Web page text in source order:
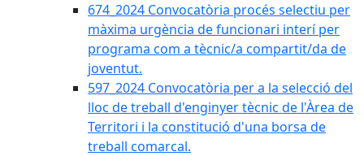
674_2024 Convocatòria procés selectiu per
màxima urgència de funcionari interí per
programa com a tècnic/a compartit/da de
joventut.
597_2024 Convocatòria per a la selecció del
lloc de treball d'enginyer tècnic de l'Àrea de
Territori i la constitució d'una borsa de
treball comarcal.